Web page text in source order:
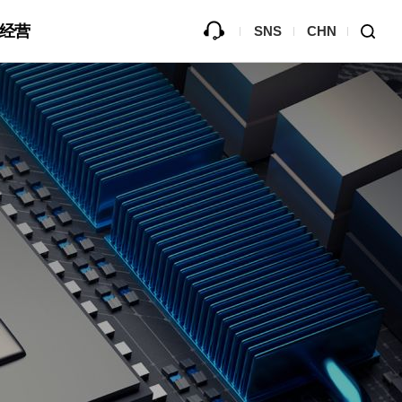
Passive Component Center
就仿制品的免责
B2Bi (EDI)
营
资料库
SNS CHN